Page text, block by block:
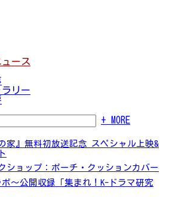
ース
リー
+ MORE
家』無料初放送記念 スペシャル上映&
ショップ：ポーチ・クッションカバー
ボ～公開収録「集まれ！K-ドラマ研究